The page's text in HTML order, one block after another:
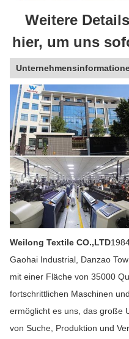
Weitere
hier, um uns
Weilong Textile CO.,LTD
Gaohai Industrial, Danzao
mit einer Fläche von 35000
fortschrittlichen Maschinen
ermöglicht es uns, das große
von Suche, Produktion und